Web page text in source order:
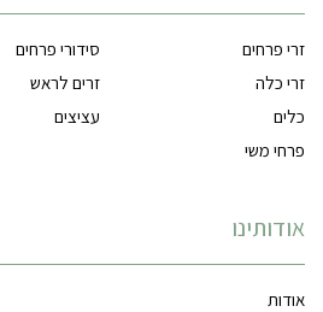
זרי פרחים
סידורי פרחים
זרי כלה
זרים לראש
כלים
עציצים
פרחי משי
אודותינו
אודות